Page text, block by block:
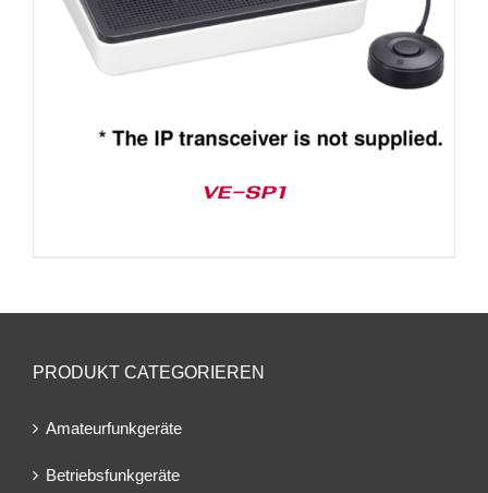
VE-SP1
PRODUKT CATEGORIEREN
Amateurfunkgeräte
Betriebsfunkgeräte